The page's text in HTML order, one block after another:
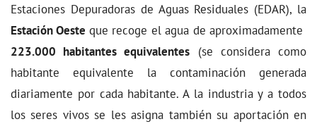
Estaciones Depuradoras de Aguas Residuales (EDAR), la
Estación Oeste que recoge el agua de aproximadamente
223.000 habitantes equivalentes (se considera como
habitante equivalente la contaminación generada
diariamente por cada habitante. A la industria y a todos
los seres vivos se les asigna también su aportación en